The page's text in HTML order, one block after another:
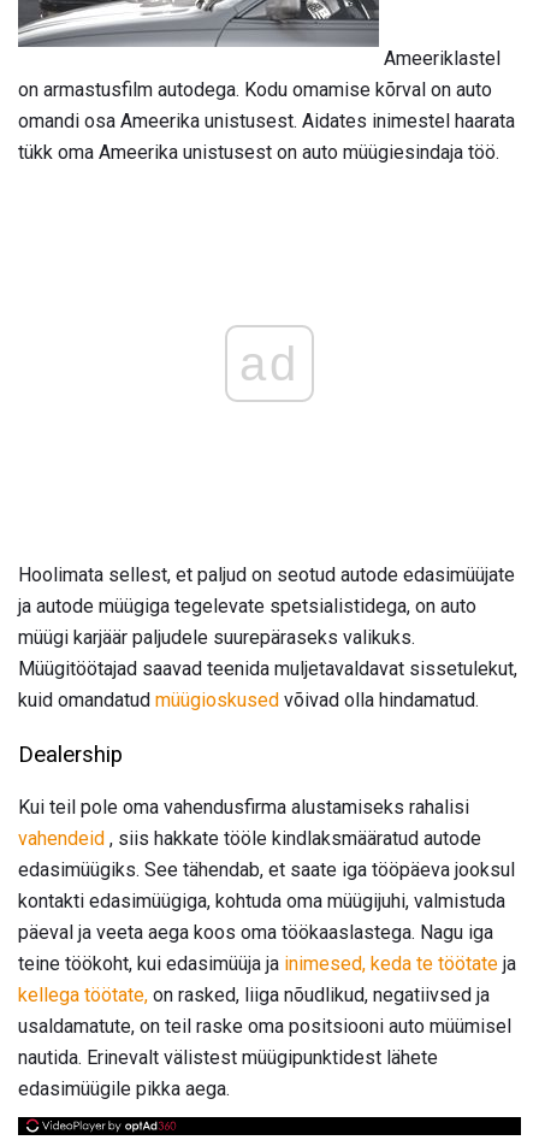
Ameeriklastel
on armastusfilm autodega. Kodu omamise kõrval on auto
omandi osa Ameerika unistusest. Aidates inimestel haarata
tükk oma Ameerika unistusest on auto müügiesindaja töö.
ad
Hoolimata sellest, et paljud on seotud autode edasimüüjate
ja autode müügiga tegelevate spetsialistidega, on auto
müügi karjäär paljudele suurepäraseks valikuks.
Müügitöötajad saavad teenida muljetavaldavat sissetulekut,
kuid omandatud müügioskused võivad olla hindamatud.
Dealership
Kui teil pole oma vahendusfirma alustamiseks rahalisi
vahendeid , siis hakkate tööle kindlaksmääratud autode
edasimüügiks. See tähendab, et saate iga tööpäeva jooksul
kontakti edasimüügiga, kohtuda oma müügijuhi, valmistuda
päeval ja veeta aega koos oma töökaaslastega. Nagu iga
teine ​​töökoht, kui edasimüüja ja inimesed, keda te töötate ja
kellega töötate, on rasked, liiga nõudlikud, negatiivsed ja
usaldamatute, on teil raske oma positsiooni auto müümisel
nautida. Erinevalt välistest müügipunktidest lähete
edasimüügile pikka aega.